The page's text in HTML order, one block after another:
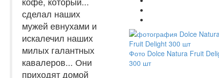
сделал наших
мужей евнухами и
искалечил наших
милых галантных
кавалеров... Они
приходят домой
Фото Dolce Natura Fruit
300 шт